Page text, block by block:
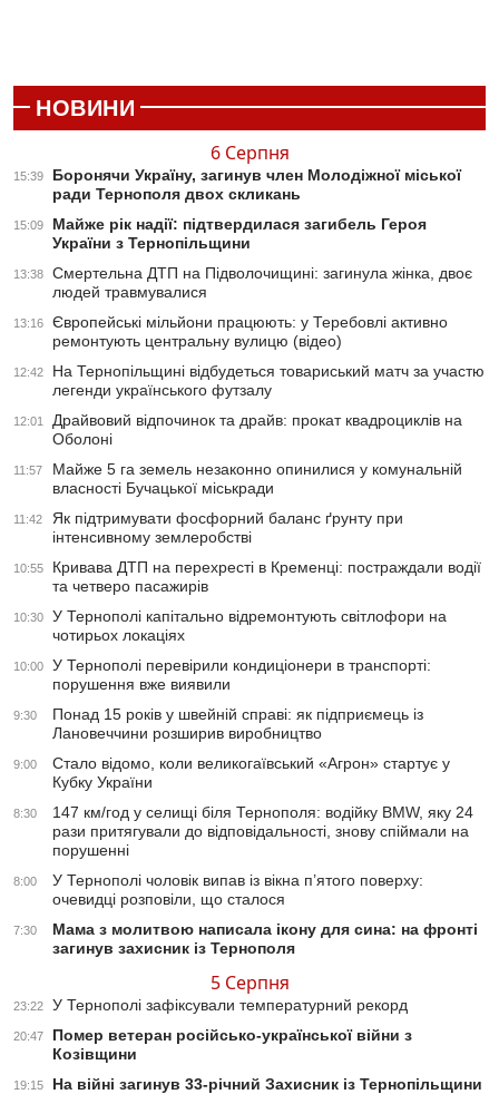
НОВИНИ
6 Серпня
15:39
Боронячи Україну, загинув член Молодіжної міської
ради Тернополя двох скликань
15:09
Майже рік надії: підтвердилася загибель Героя
України з Тернопільщини
13:38
Смертельна ДТП на Підволочищині: загинула жінка, двоє
людей травмувалися
13:16
Європейські мільйони працюють: у Теребовлі активно
ремонтують центральну вулицю (відео)
12:42
На Тернопільщині відбудеться товариський матч за участю
легенди українського футзалу
12:01
Драйвовий відпочинок та драйв: прокат квадроциклів на
Оболоні
11:57
Майже 5 га земель незаконно опинилися у комунальній
власності Бучацької міськради
11:42
Як підтримувати фосфорний баланс ґрунту при
інтенсивному землеробстві
10:55
Кривава ДТП на перехресті в Кременці: постраждали водії
та четверо пасажирів
10:30
У Тернополі капітально відремонтують світлофори на
чотирьох локаціях
10:00
У Тернополі перевірили кондиціонери в транспорті:
порушення вже виявили
9:30
Понад 15 років у швейній справі: як підприємець із
Лановеччини розширив виробництво
9:00
Стало відомо, коли великогаївський «Агрон» стартує у
Кубку України
8:30
147 км/год у селищі біля Тернополя: водійку BMW, яку 24
рази притягували до відповідальності, знову спіймали на
порушенні
8:00
У Тернополі чоловік випав із вікна п’ятого поверху:
очевидці розповіли, що сталося
7:30
Мама з молитвою написала ікону для сина: на фронті
загинув захисник із Тернополя
5 Серпня
23:22 У Тернополі зафіксували температурний рекорд
20:47
Помер ветеран російсько-української війни з
Козівщини
19:15 На війні загинув 33-річний Захисник із Тернопільщини